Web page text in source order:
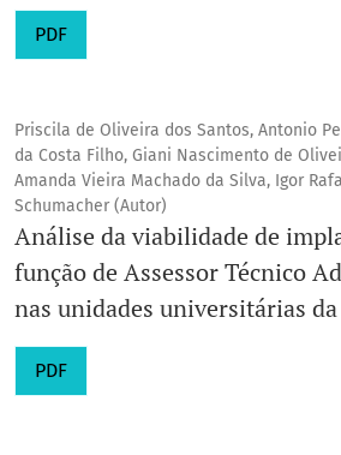
PDF
Priscila de Oliveira dos Santos, Antonio
da Costa Filho, Giani Nascimento de
Amanda Vieira Machado da Silva, Igor
Schumacher (Autor)
Análise da viabilidade de
função de Assessor Técnico
nas unidades universitárias
PDF